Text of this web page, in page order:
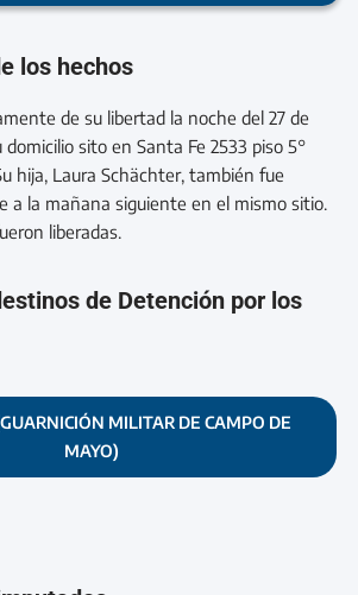
los hechos
de su libertad la noche del 27 de
domicilio sito en Santa Fe 2533 piso 5°
hija, Laura Schächter, también fue
a la mañana siguiente en el mismo sitio.
liberadas.
de Detención por los
MILITAR DE CAMPO DE
MAYO)